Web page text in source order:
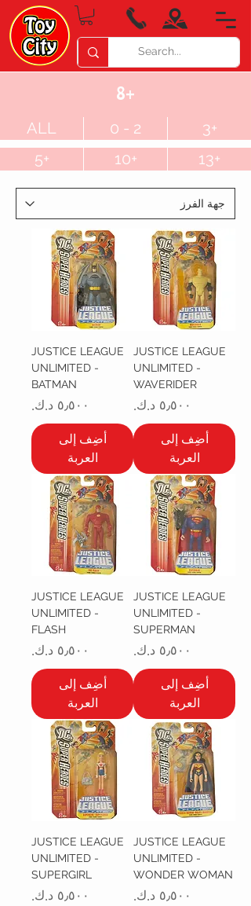
8+
ALL
5+
0 - 2
10+
3+
13+
JUSTICE LEAGUE
UNLIMITED -
WAVERIDER
السعر
أضِف إلى
العربة
JUSTICE LEAGUE
UNLIMITED -
BATMAN
السعر
أضِف إلى
العربة
JUSTICE LEAGUE
UNLIMITED -
SUPERMAN
السعر
أضِف إلى
العربة
JUSTICE LEAGUE
UNLIMITED -
FLASH
السعر
أضِف إلى
العربة
JUSTICE LEAGUE
UNLIMITED -
WONDER WOMAN
السعر
JUSTICE LEAGUE
UNLIMITED -
SUPERGIRL
السعر